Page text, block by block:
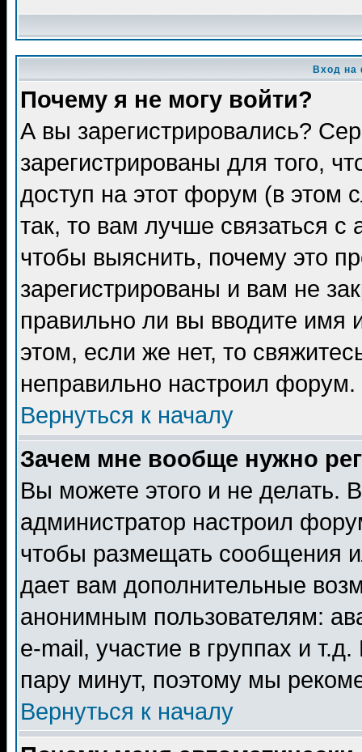
Вход на
Почему я не могу войти?
А вы зарегистрировались?
зарегистрированы для того,
доступ на этот форум (в этом
так, то вам лучше связаться
чтобы выяснить, почему это
зарегистрированы и вам не
правильно ли вы вводите
этом, если же нет, то
неправильно настроил форум.
Вернуться к началу
Зачем мне вообще нужно
Вы можете этого и не делать.
администратор настроил
чтобы размещать сообщения
дает вам дополнительные
анонимным пользователям:
e-mail, участие в группах и
пару минут, поэтому мы
Вернуться к началу